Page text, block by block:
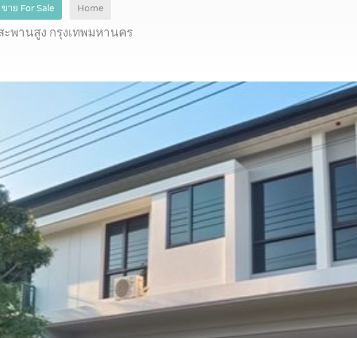
ขาย For Sale Home
พานสูง กรุงเทพมหานคร